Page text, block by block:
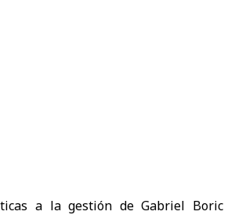
a la gestión de Gabriel Boric